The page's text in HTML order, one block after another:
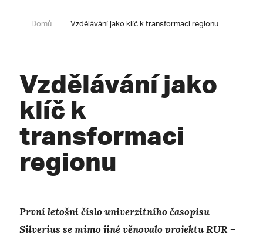
Domů Vzdělávání jako klíč k transformaci regionu
Vzdělávání jako
klíč k
transformaci
regionu
​První letošní číslouniverzitního časopisu
Silverius se mimo jiné věnovaloprojektu RUR –